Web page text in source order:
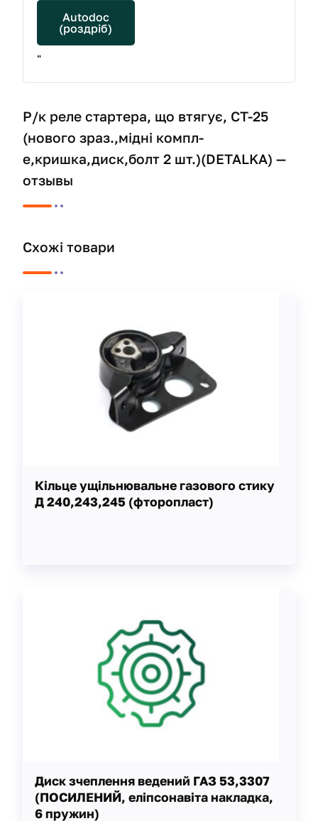
Autodoc
(роздріб)
"
Р/к реле стартера, що втягує, СТ-25
(нового зраз.,мідні компл-
е,кришка,диск,болт 2 шт.)(DETALKA) —
отзывы
Схожі товари
Кільце ущільнювальне газового стику
Д 240,243,245 (фторопласт)
Диск зчеплення ведений ГАЗ 53,3307
(ПОСИЛЕНИЙ, еліпсонавіта накладка,
6 пружин)